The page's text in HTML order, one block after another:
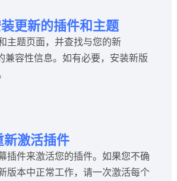
更新的插件和主题
主题页面，并查找与您的新
兼容性信息。如有必要，安装新版
新激活插件
插件来激活您的插件。如果您不确
版本中正常工作，请一次激活每个